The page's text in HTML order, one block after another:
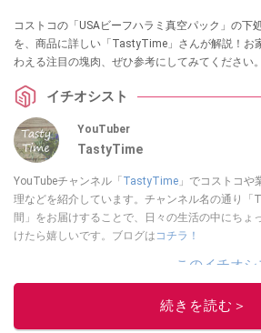
コストコの「USAビーフハラミ真空パック」の下
を、商品に詳しい「TastyTime」さんが解説！お
わえる注目の塊肉、ぜひ参考にしてみてください。
イチオシスト
YouTuber
TastyTime
YouTubeチャンネル「 TastyTime 」でコストコや
理などを紹介しています。チャンネル名の通り
間」をお届けすることで、日々の生活の中にちょ
けたら嬉しいです。ブログは コチラ！
このイチオ
続きを読む＞